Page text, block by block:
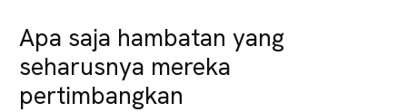
Apa saja hambatan yang
seharusnya mereka
pertimbangkan